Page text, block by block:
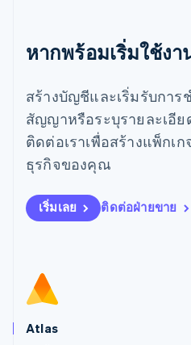
หากพร้อมเริ่มใช้งา
สร้างบัญชีและเริ่มรับการ
สัญญาหรือระบุรายละเอีย
ติดต่อเราเพื่อสร้างแพ็กเ
ธุรกิจของคุณ
เริ่มเลย ติดต่อฝ่ายขาย
Atlas
English
ลักเซมเบิร์ก
ลัตเวีย
English
ลิกเตนสไตน์
DeutschEnglish
ลิทัวเนีย
สเปน
EspañolEnglish
สโลวาเกีย
สวิตเซอร์แลนด์
Deutsch
สวีเดน